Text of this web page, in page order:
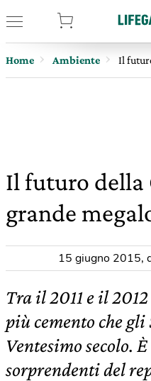
Home Ambiente Il
Il futuro della
grande
15 giugno 2015,
Tra il 2011 e il
più cemento che
Ventesimo secolo.
sorprendenti del